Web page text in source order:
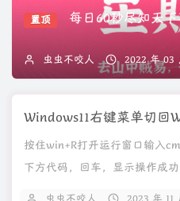
置顶 每日60秒尽知天
虫虫不咬人 2022 年 03
Windows11右键菜单切回
按住win+R打开运行窗口输入
下方代码，回车，显示操作成